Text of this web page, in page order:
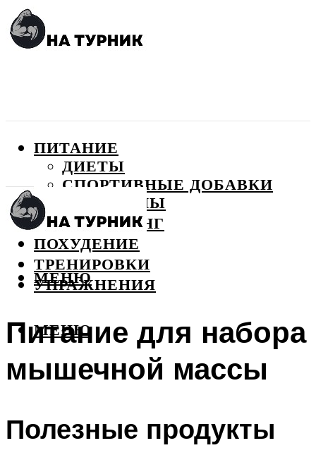
ПИТАНИЕ
ДИЕТЫ
СПОРТИВНЫЕ ДОБАВКИ
ВИТАМИНЫ
БОДИБИЛДИНГ
ПОХУДЕНИЕ
ТРЕНИРОВКИ
УПРАЖНЕНИЯ
МЕНЮ
МЕНЮ
Питание для набора
мышечной массы
Полезные продукты